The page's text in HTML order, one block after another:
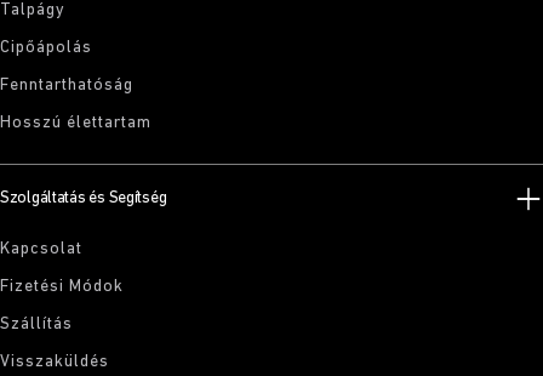
Talpágy
Cipőápolás
Fenntarthatóság
Hosszú élettartam
Szolgáltatás és Segítség
Kapcsolat
Fizetési Módok
Szállítás
Visszaküldés